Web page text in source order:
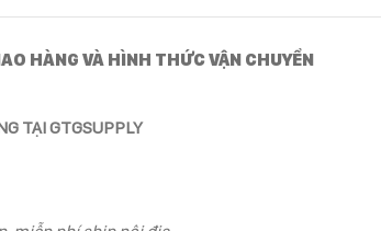
HÀNG VÀ HÌNH THỨC VẬN CHUYỂN
TẠI GTGSUPPLY